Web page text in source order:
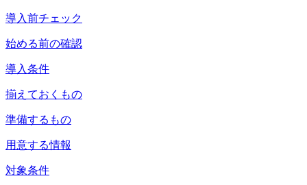
導入前チェック
始める前の確認
導入条件
揃えておくもの
準備するもの
用意する情報
対象条件